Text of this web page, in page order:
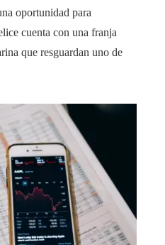
oportunidad para
cuenta con una franja
que resguardan uno de